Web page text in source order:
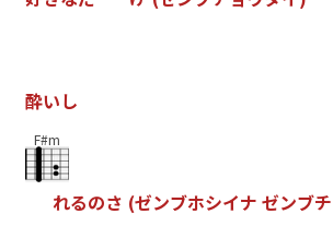
酔いし
F#m
れるのさ (ゼンブホシイナ ゼンブチ